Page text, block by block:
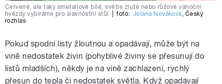
Červené, ale taky smetanově bílé, světle žluté nebo růžové vánoční
hvězdy vybíráme pro slavnostní stůl
foto: Jolana Nováková Český
rozhlas
Pokud spodní listy žloutnou a opadávají, může být na
vině nedostatek živin (pohyblivé živiny se přesunují do
listů mladších), někdy je na vině zachlazení, rychlý
přesun do tepla či nedostatek světla. Když opadávají